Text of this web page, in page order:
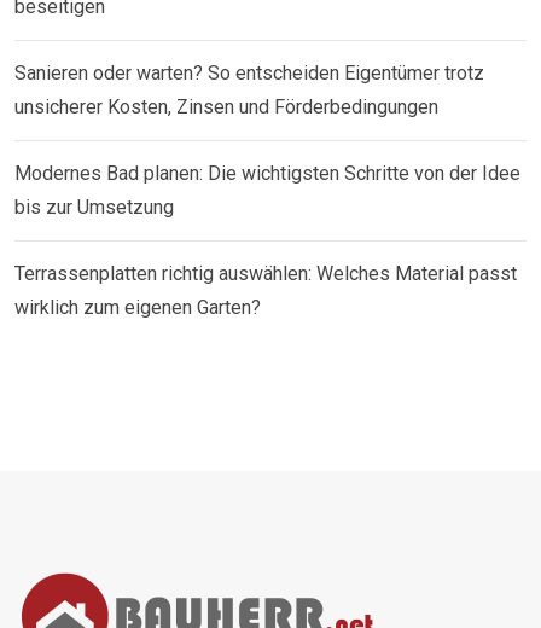
beseitigen
Sanieren oder warten? So entscheiden Eigentümer trotz
unsicherer Kosten, Zinsen und Förderbedingungen
Modernes Bad planen: Die wichtigsten Schritte von der Idee
bis zur Umsetzung
Terrassenplatten richtig auswählen: Welches Material passt
wirklich zum eigenen Garten?